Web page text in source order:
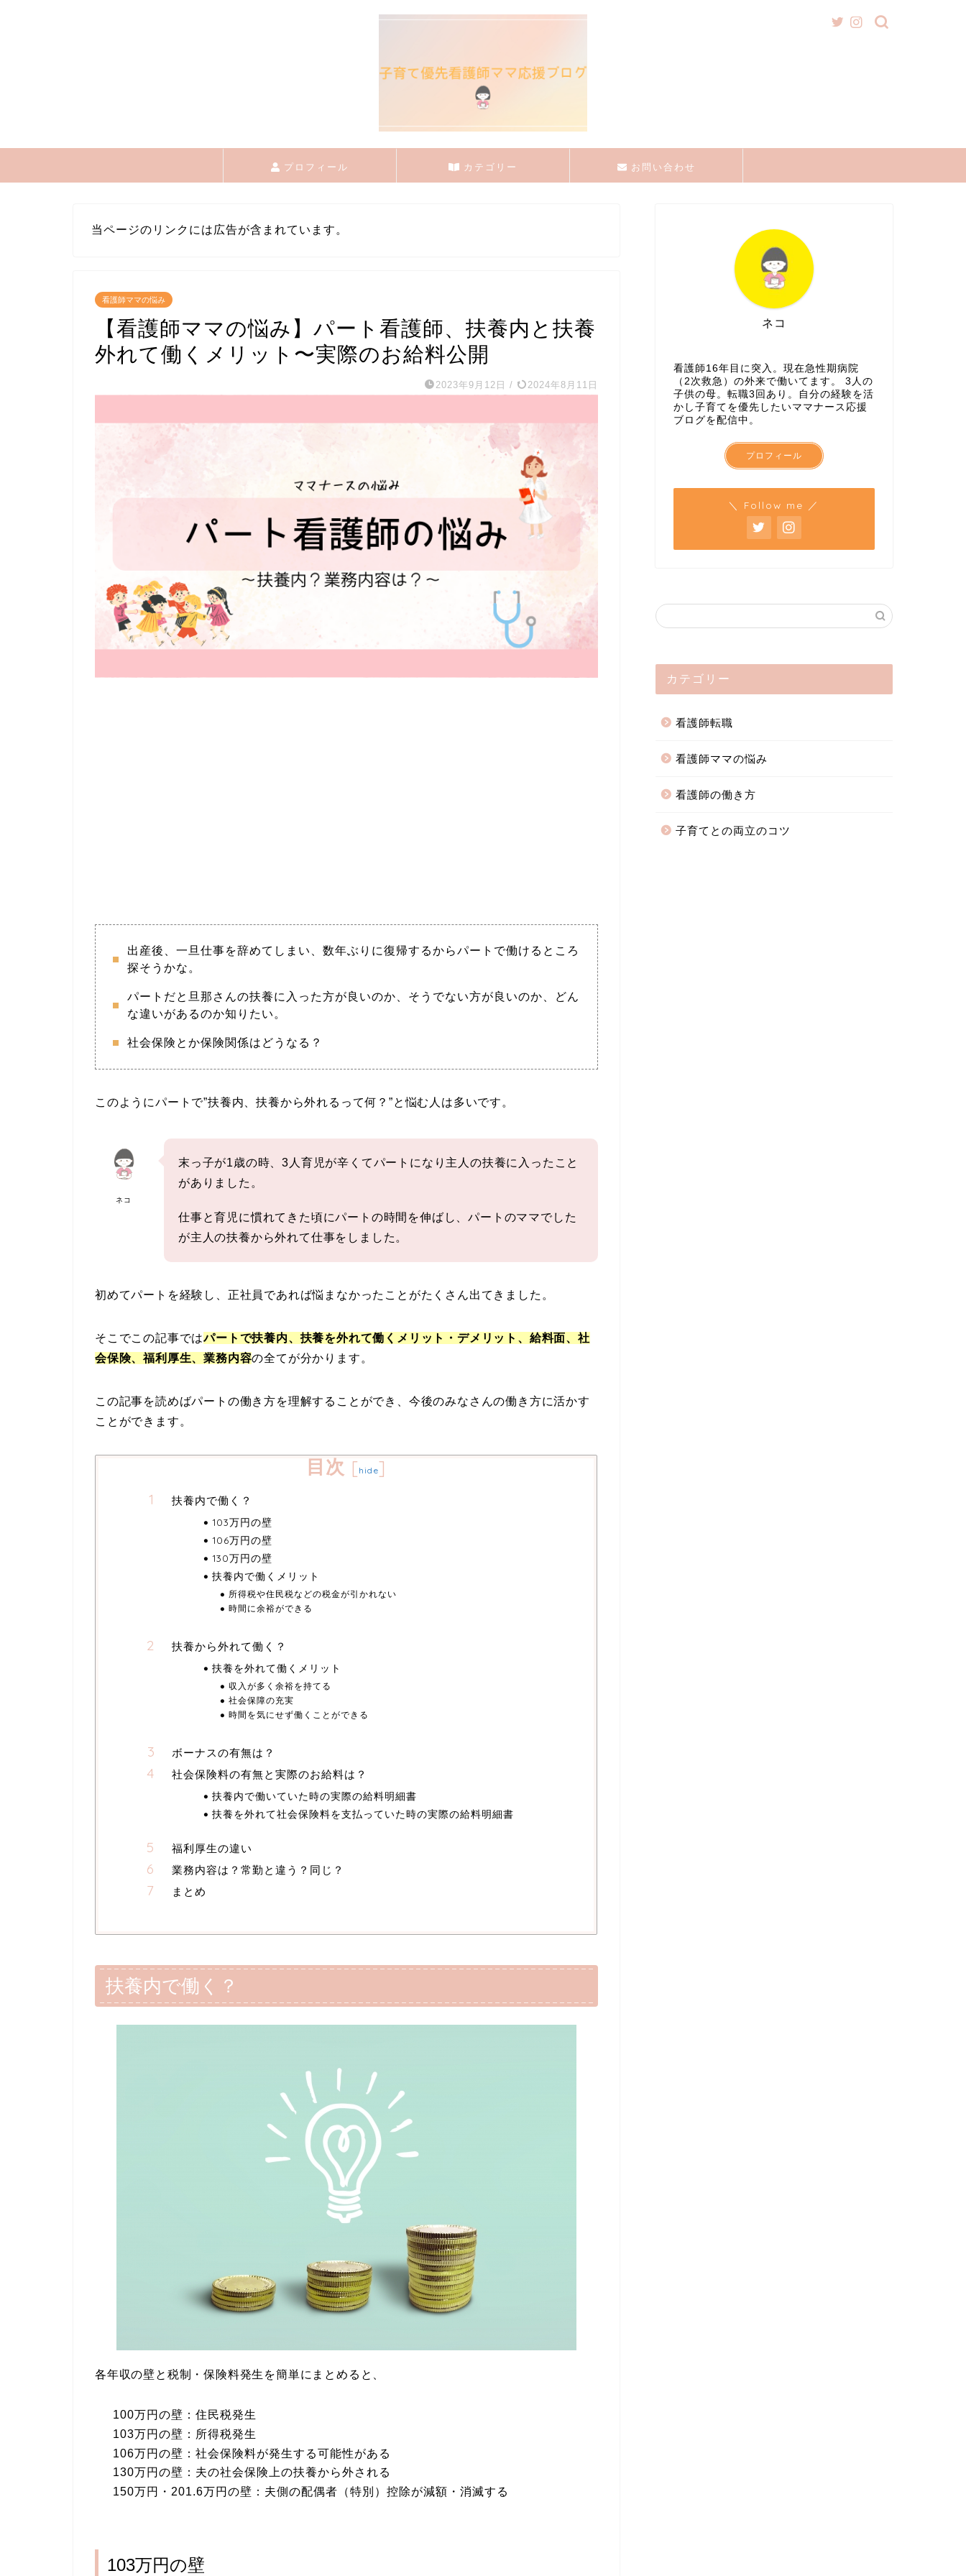
プロフィール カテゴリー お問い合わせ
当ページのリンクには広告が含まれています。
看護師ママの悩み
【看護師ママの悩み】パート看護師、扶養内と扶養
外れて働くメリット〜実際のお給料公開
2023年9月12日 / 2024年8月11日
出産後、一旦仕事を辞めてしまい、数年ぶりに復帰するからパートで働けるところ
探そうかな。
パートだと旦那さんの扶養に入った方が良いのか、そうでない方が良いのか、どん
な違いがあるのか知りたい。
社会保険とか保険関係はどうなる？
このようにパートで”扶養内、扶養から外れるって何？”と悩む人は多いです。
ネコ
末っ子が1歳の時、3人育児が辛くてパートになり主人の扶養に入ったこと
がありました。
仕事と育児に慣れてきた頃にパートの時間を伸ばし、パートのママでした
が主人の扶養から外れて仕事をしました。
初めてパートを経験し、正社員であれば悩まなかったことがたくさん出てきました。
そこでこの記事ではパートで扶養内、扶養を外れて働くメリット・デメリット、給料面、社
会保険、福利厚生、業務内容の全てが分かります。
この記事を読めばパートの働き方を理解することができ、今後のみなさんの働き方に活かす
ことができます。
目次 [ hide]
扶養内で働く？
103万円の壁
106万円の壁
130万円の壁
扶養内で働くメリット
所得税や住民税などの税金が引かれない
時間に余裕ができる
扶養から外れて働く？
扶養を外れて働くメリット
収入が多く余裕を持てる
社会保障の充実
時間を気にせず働くことができる
ボーナスの有無は？
社会保険料の有無と実際のお給料は？
扶養内で働いていた時の実際の給料明細書
扶養を外れて社会保険料を支払っていた時の実際の給料明細書
福利厚生の違い
業務内容は？常勤と違う？同じ？
まとめ
扶養内で働く？
各年収の壁と税制・保険料発生を簡単にまとめると、
100万円の壁：住民税発生
103万円の壁：所得税発生
106万円の壁：社会保険料が発生する可能性がある
130万円の壁：夫の社会保険上の扶養から外される
150万円・201.6万円の壁：夫側の配偶者（特別）控除が減額・消滅する
103万円の壁
ネコ
看護師16年目に突入。現在急性期病院
（2次救急）の外来で働いてます。 3人の
子供の母。転職3回あり。自分の経験を活
かし子育てを優先したいママナース応援
ブログを配信中。
プロフィール
＼ Follow me ／
カテゴリー
看護師転職
看護師ママの悩み
看護師の働き方
子育てとの両立のコツ